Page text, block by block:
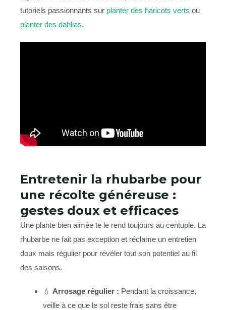
tutoriels passionnants sur planter des haricots verts ou
planter des dahlias.
Entretenir la rhubarbe pour
une récolte généreuse :
gestes doux et efficaces
Une plante bien aimée te le rend toujours au centuple. La
rhubarbe ne fait pas exception et réclame un entretien
doux mais régulier pour révéler tout son potentiel au fil
des saisons.
💧 Arrosage régulier : Pendant la croissance,
veille à ce que le sol reste frais sans être